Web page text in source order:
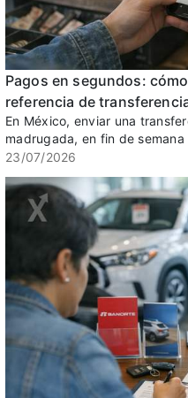
Pagos en segundos:
referencia de
En México, enviar una
madrugada, en fin de
23/07/2026